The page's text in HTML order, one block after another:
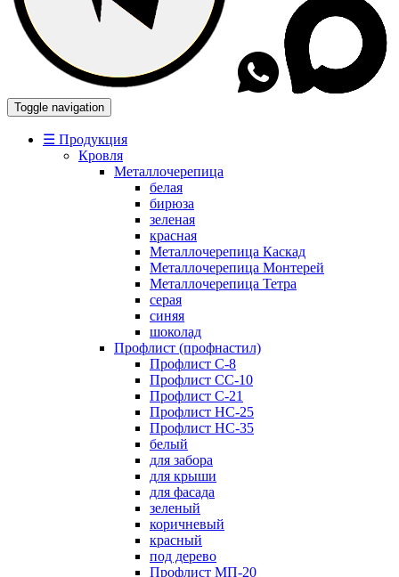
Toggle navigation
☰ Продукция
Кровля
Металлочерепица
белая
бирюза
зеленая
красная
Металлочерепица Каскад
Металлочерепица Монтерей
Металлочерепица Тетра
серая
синяя
шоколад
Профлист (профнастил)
Профлист С-8
Профлист СС-10
Профлист C-21
Профлист НС-25
Профлист НС-35
белый
для забора
для крыши
для фасада
зеленый
коричневый
красный
под дерево
Профлист МП-20